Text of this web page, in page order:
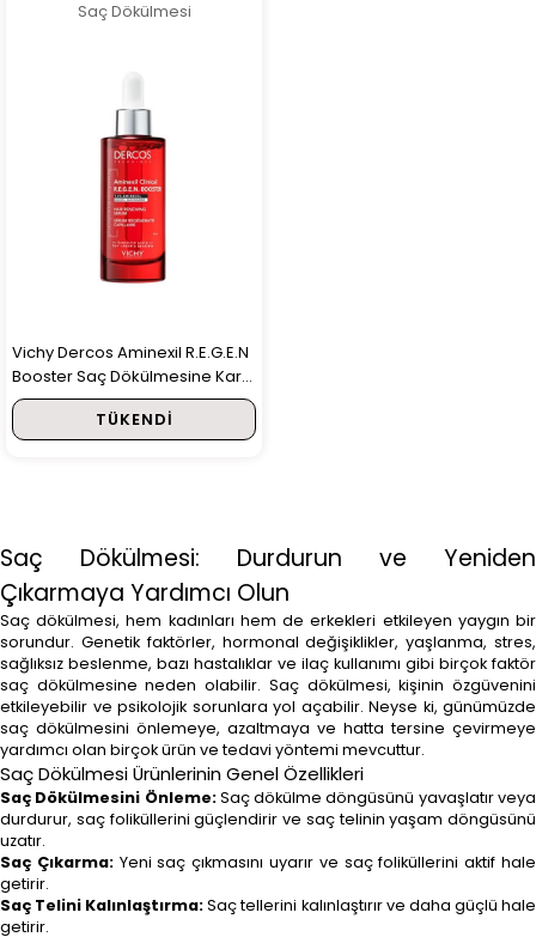
Saç Dökülmesi
Vichy Dercos Aminexil R.E.G.E.N
Booster Saç Dökülmesine Karşı
Serum 90 ml
TÜKENDI
Saç Dökülmesi: Durdurun ve Yeniden
Çıkarmaya Yardımcı Olun
Saç dökülmesi, hem kadınları hem de erkekleri etkileyen yaygın bir
sorundur. Genetik faktörler, hormonal değişiklikler, yaşlanma, stres,
sağlıksız beslenme, bazı hastalıklar ve ilaç kullanımı gibi birçok faktör
saç dökülmesine neden olabilir. Saç dökülmesi, kişinin özgüvenini
etkileyebilir ve psikolojik sorunlara yol açabilir. Neyse ki, günümüzde
saç dökülmesini önlemeye, azaltmaya ve hatta tersine çevirmeye
yardımcı olan birçok ürün ve tedavi yöntemi mevcuttur.
Saç Dökülmesi Ürünlerinin Genel Özellikleri
Saç Dökülmesini Önleme:Saç dökülme döngüsünü yavaşlatır veya
durdurur, saç foliküllerini güçlendirir ve saç telinin yaşam döngüsünü
uzatır.
Saç Çıkarma:Yeni saç çıkmasını uyarır ve saç foliküllerini aktif hale
getirir.
Saç Telini Kalınlaştırma:Saç tellerini kalınlaştırır ve daha güçlü hale
getirir.